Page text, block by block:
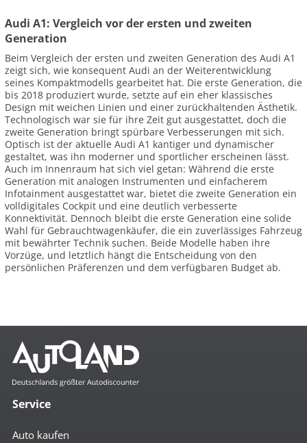
Audi A1: Vergleich vor der ersten und zweiten
Generation
Beim Vergleich der ersten und zweiten Generation des Audi A1
zeigt sich, wie konsequent Audi an der Weiterentwicklung
seines Kompaktmodells gearbeitet hat. Die erste Generation, die
bis 2018 produziert wurde, setzte auf ein eher klassisches
Design mit weichen Linien und einer zurückhaltenden Ästhetik.
Technologisch war sie für ihre Zeit gut ausgestattet, doch die
zweite Generation bringt spürbare Verbesserungen mit sich.
Optisch ist der aktuelle Audi A1 kantiger und dynamischer
gestaltet, was ihn moderner und sportlicher erscheinen lässt.
Auch im Innenraum hat sich viel getan: Während die erste
Generation mit analogen Instrumenten und einfacherem
Infotainment ausgestattet war, bietet die zweite Generation ein
volldigitales Cockpit und eine deutlich verbesserte
Konnektivität. Dennoch bleibt die erste Generation eine solide
Wahl für Gebrauchtwagenkäufer, die ein zuverlässiges Fahrzeug
mit bewährter Technik suchen. Beide Modelle haben ihre
Vorzüge, und letztlich hängt die Entscheidung von den
persönlichen Präferenzen und dem verfügbaren Budget ab.
Service
Auto kaufen